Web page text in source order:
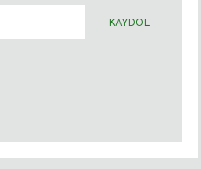
KAYDOL